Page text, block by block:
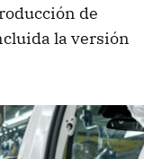
de
la versión